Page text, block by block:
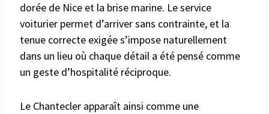
dorée de Nice et la brise marine. Le service
voiturier permet d’arriver sans contrainte, et la
tenue correcte exigée s’impose naturellement
dans un lieu où chaque détail a été pensé comme
un geste d’hospitalité réciproque.
Le Chantecler apparaît ainsi comme une